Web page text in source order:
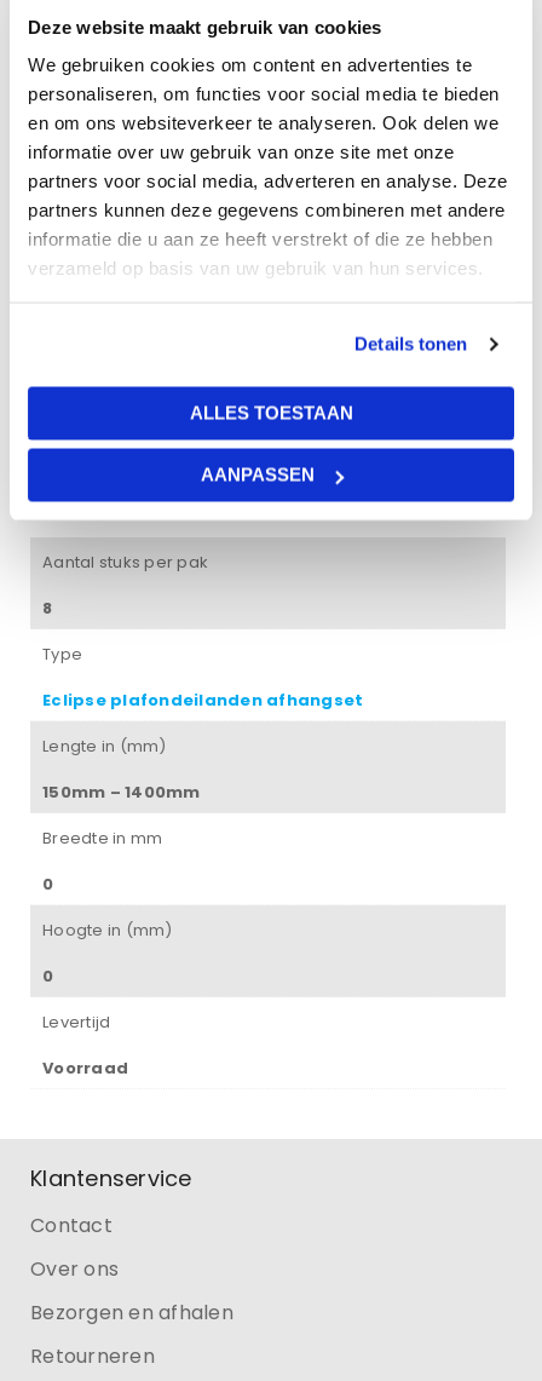
Deze website maakt gebruik van cookies
We gebruiken cookies om content en advertenties te
personaliseren, om functies voor social media te bieden
en om ons websiteverkeer te analyseren. Ook delen we
informatie over uw gebruik van onze site met onze
partners voor social media, adverteren en analyse. Deze
partners kunnen deze gegevens combineren met andere
informatie die u aan ze heeft verstrekt of die ze hebben
verzameld op basis van uw gebruik van hun services.
Details tonen
ALLES TOESTAAN
AANPASSEN
Beschrijving Bijlagen
Eclipse verstelbare draad ophangset 8 stuks is ontworpen
voor het snel, elegant en flexibel ophangen van Rockfon
Eclipse eilanden. De sets zijn compleet en bevatten de
verstelbare afhangdraad van 2000 mm, de Eclipse haak
die aan de spiraalanker komt, plafondaansluiting voor de
bevestiging aan het bouwplafond en de spiraalanker die
in het plafondeiland wordt gemonteerd. U heeft alles voor
plafondeilanden. De set bevat 8 stuks. Voor een Eclipse
maat 1760×1160 heeft u 6 stuks nodig. Met een afhangset
van 16 stuks kunt u bijvoorbeeld 4 Rockfon Eclipse
Aantal stuks per pak
8
Type
Eclipse plafondeilanden afhangset
Lengte in (mm)
150mm – 1400mm
Breedte in mm
0
Hoogte in (mm)
0
Levertijd
Voorraad
Klantenservice
Contact
Over ons
Bezorgen en afhalen
Retourneren